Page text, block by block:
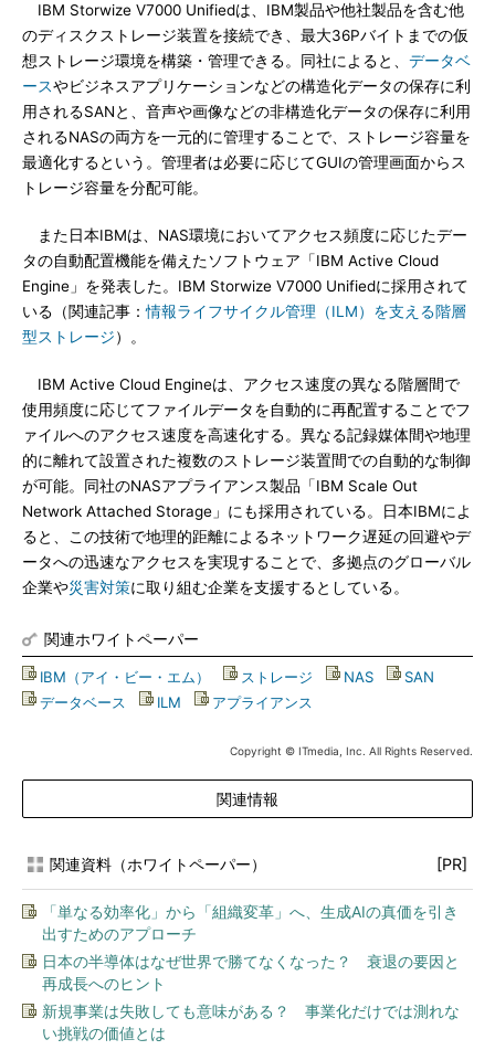
IBM Storwize V7000 Unifiedは、IBM製品や他社製品を含む他
のディスクストレージ装置を接続でき、最大36Pバイトまでの仮
想ストレージ環境を構築・管理できる。同社によると、 データベ
ースやビジネスアプリケーションなどの構造化データの保存に利
用されるSANと、音声や画像などの非構造化データの保存に利用
されるNASの両方を一元的に管理することで、ストレージ容量を
最適化するという。管理者は必要に応じてGUIの管理画面からス
トレージ容量を分配可能。
また日本IBMは、NAS環境においてアクセス頻度に応じたデー
タの自動配置機能を備えたソフトウェア「IBM Active Cloud
Engine」を発表した。IBM Storwize V7000 Unifiedに採用されて
いる（関連記事：情報ライフサイクル管理（ILM）を支える階層
型ストレージ）。
IBM Active Cloud Engineは、アクセス速度の異なる階層間で
使用頻度に応じてファイルデータを自動的に再配置することでフ
ァイルへのアクセス速度を高速化する。異なる記録媒体間や地理
的に離れて設置された複数のストレージ装置間での自動的な制御
が可能。同社のNASアプライアンス製品「IBM Scale Out
Network Attached Storage」にも採用されている。日本IBMによ
ると、この技術で地理的距離によるネットワーク遅延の回避やデ
ータへの迅速なアクセスを実現することで、多拠点のグローバル
企業や災害対策に取り組む企業を支援するとしている。
関連ホワイトペーパー
IBM（アイ・ビー・エム） ストレージ NAS SAN
データベース
ILM アプライアンス
Copyright © ITmedia, Inc. All Rights Reserved.
関連情報
関連資料（ホワイトペーパー） [PR]
「単なる効率化」から「組織変革」へ、生成AIの真価を引き
出すためのアプローチ
日本の半導体はなぜ世界で勝てなくなった？ 衰退の要因と
再成長へのヒント
新規事業は失敗しても意味がある？ 事業化だけでは測れな
い挑戦の価値とは